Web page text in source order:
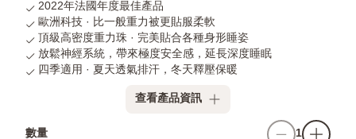
2022年法國年度最佳產品
歐洲科技 · 比一般重力被更貼服柔軟
頂級高密度重力珠 · 完美貼合各種身形睡姿
放鬆神經系統，帶來極度安全感，延長深度睡眠
四季適用 · 夏天透氣排汗，冬天釋壓保暖
查看產品資訊
數量 1